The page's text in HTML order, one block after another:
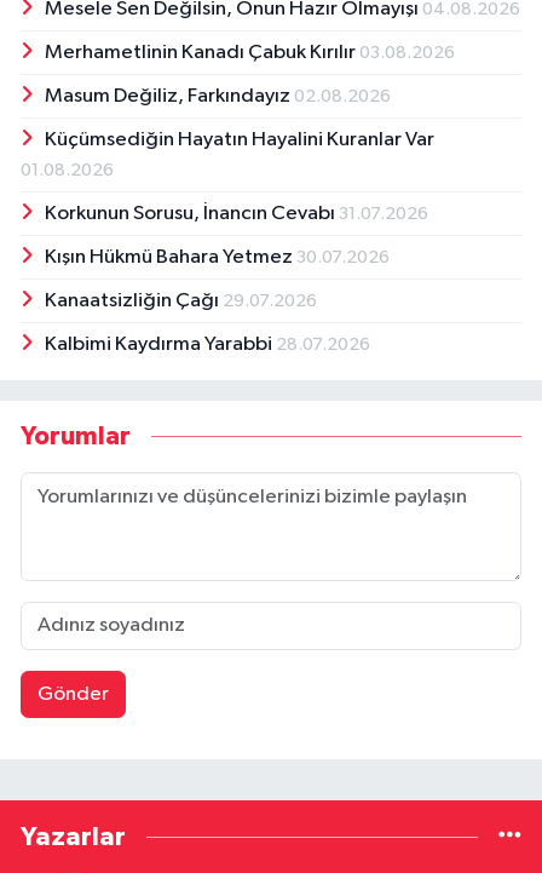
Mesele Sen Değilsin, Onun Hazır Olmayışı 04.08.2026
Merhametlinin Kanadı Çabuk Kırılır 03.08.2026
Masum Değiliz, Farkındayız 02.08.2026
Küçümsediğin Hayatın Hayalini Kuranlar Var
01.08.2026
Korkunun Sorusu, İnancın Cevabı 31.07.2026
Kışın Hükmü Bahara Yetmez 30.07.2026
Kanaatsizliğin Çağı 29.07.2026
Kalbimi Kaydırma Yarabbi 28.07.2026
Yorumlar
Gönder
Yazarlar